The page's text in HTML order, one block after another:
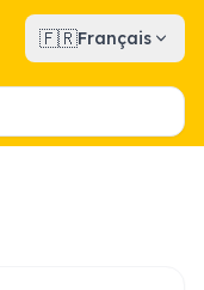
🇫🇷Français